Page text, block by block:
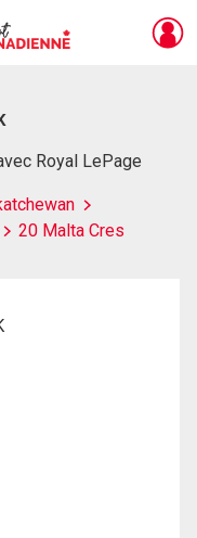
Royal LePage
20 Malta Cres